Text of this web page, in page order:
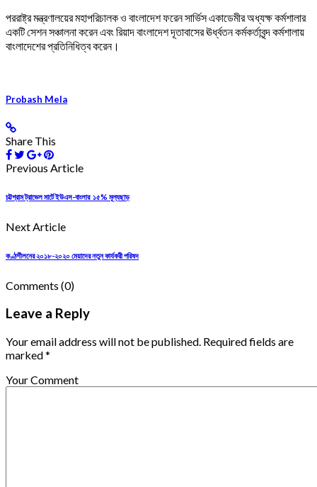
পররাষ্ট্র মন্ত্রণালয়ের মহাপরিচালক ও বাংলাদেশ ফরেন সার্ভিস একাডেমীর অধ্যক্ষ কর্মশালার
একটি সেশন সঞ্চালনা করেন এবং রিয়াদ বাংলাদেশ দূতাবাসের ঊর্ধ্বতন কর্মকর্তাবৃন্দ কর্মশালায়
বাংলাদেশের প্রতিনিধিত্ব করেন।
Probash Mela
Share This
Previous Article
চট্টগ্রাম ট্রাভেল মার্টে ইউএস-বাংলার ১৫% মূল্যছাড়
Next Article
কণ্ঠশীলনের ২০১৮-২০২০ মেয়াদের নতুন কার্যকরী পরিষদ
Comments (0)
Leave a Reply
Your email address will not be published. Required fields are
marked *
Your Comment